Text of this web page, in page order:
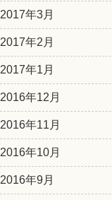
2017年3月
2017年2月
2017年1月
2016年12月
2016年11月
2016年10月
2016年9月